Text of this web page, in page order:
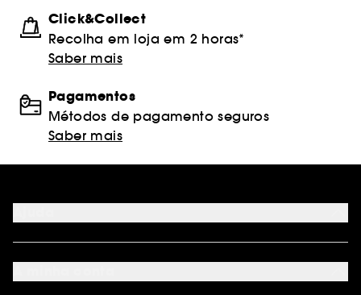
Click&Collect
Recolha em loja em 2 horas*
Saber mais
Pagamentos
Métodos de pagamento seguros
Saber mais
FAQ
Métodos de pagamento